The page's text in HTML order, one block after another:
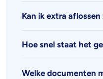
Kan ik extra
Hoe snel staat het
Welke documenten